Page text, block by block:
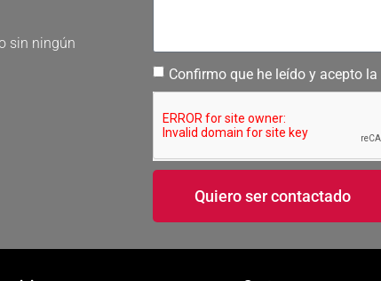
sin ningún
Confirmo que he leído y acepto la
Quiero ser contactado